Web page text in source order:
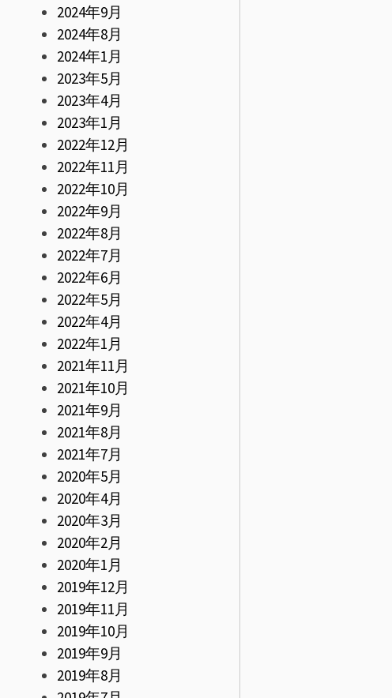
2024年9月
2024年8月
2024年1月
2023年5月
2023年4月
2023年1月
2022年12月
2022年11月
2022年10月
2022年9月
2022年8月
2022年7月
2022年6月
2022年5月
2022年4月
2022年1月
2021年11月
2021年10月
2021年9月
2021年8月
2021年7月
2020年5月
2020年4月
2020年3月
2020年2月
2020年1月
2019年12月
2019年11月
2019年10月
2019年9月
2019年8月